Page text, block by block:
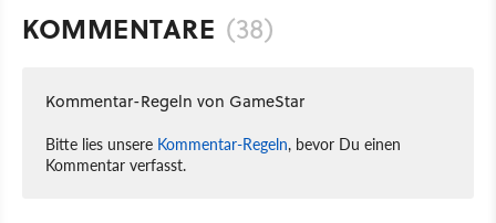
KOMMENTARE (38)
Kommentar-Regeln von GameStar
Bitte lies unsere Kommentar-Regeln, bevor Du einen
Kommentar verfasst.